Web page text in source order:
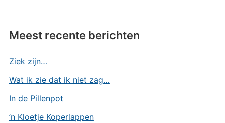
Meest recente berichten
Ziek zijn…
Wat ik zie dat ik niet zag…
In de Pillenpot
’n Kloetje Koperlappen